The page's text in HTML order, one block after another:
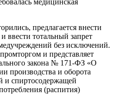
предлагается внести
ввести тотальный запрет
без исключений.
и представляет
закона № 171-ФЗ «О
производства и оборота
и спиртосодержащей
(распития)